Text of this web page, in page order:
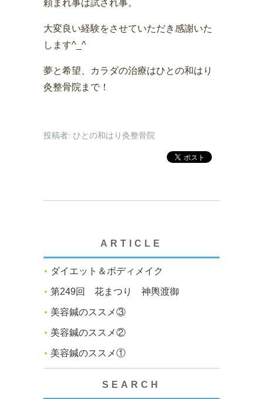
頼まれ事は試され事。
大変良い経験をさせていただき感謝いた
します^_^
夢と希望、カラダの治療はひとの和はり
灸整骨院まで！
投稿者: ひとの和はり灸整骨院
ARTICLE
ダイエット＆ボディメイク
第249回 花まつり 神輿渡御
美容鍼のススメ③
美容鍼のススメ②
美容鍼のススメ①
SEARCH